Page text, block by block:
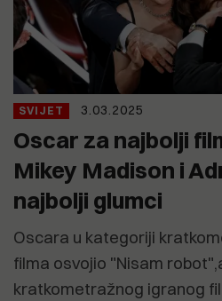
SVIJET 3.03.2025
Oscar za najbolji
Mikey Madison i
najbolji glumci
Oscara u kategoriji
filma osvojio "Nisam
kratkometražnog igranog